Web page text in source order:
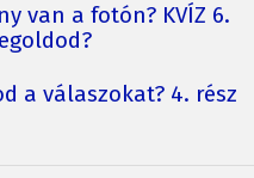
van a fotón? KVÍZ 6.
a válaszokat? 4. rész